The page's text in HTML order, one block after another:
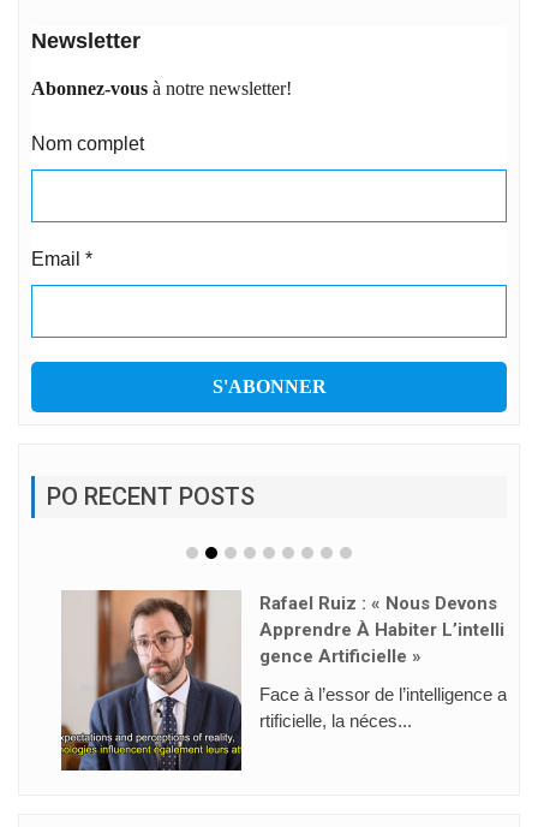
Newsletter
Abonnez-vous à notre newsletter!
Nom complet
Email *
PO RECENT POSTS
Rafael Ruiz : « Nous Devons
Apprendre À Habiter L’intelli
Gence Artificielle »
Face à l’essor de l’intelligence a
rtificielle, la néces...